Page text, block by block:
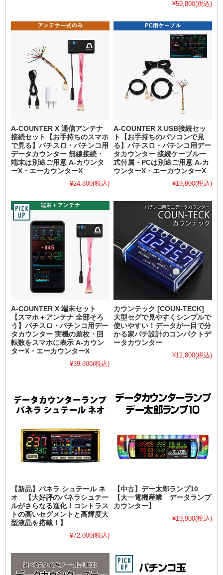
¥59,800(税込)
A-COUNTER X 通信アンテナ
接続セット【お手持ちのスマホ
で見る】パチスロ・パチンコ用
データカウンター 無線接続・
端末は別途ご用意 A-カウンタ
ーX・エーカウンターX
¥24,800(税込)
A-COUNTER X USB接続セッ
ト【お手持ちのパソコンで見
る】パチスロ・パチンコ用デー
タカウンター 接続ケーブル一
式付属・PCは別途ご用意 A-カ
ウンターX・エーカウンターX
¥19,800(税込)
A-COUNTER X 端末セット
【スマホ＋アンテナ 全部そろ
う】パチスロ・パチンコ用デー
タカウンター 実機の差枚・回
転数をスマホに表示 A-カウン
ターX・エーカウンターX
¥39,800(税込)
カウンテック [COUN-TECK]
大型セグで見やすくシンプルで
使いやすい！データが一目で分
かる家パチ設計のコンパクトデ
ータカウンター
¥12,800(税込)
【新品】パネラ シュテール ネ
オ 【大好評のパネラシュテー
ルがさらなる進化！コントラス
トの高いセグメントと高輝度大
型液晶を搭載！】
¥72,000(税込)
【中古】デー太郎ランプ10
【大一電機産業 データランプ
カウンター】
¥19,900(税込)